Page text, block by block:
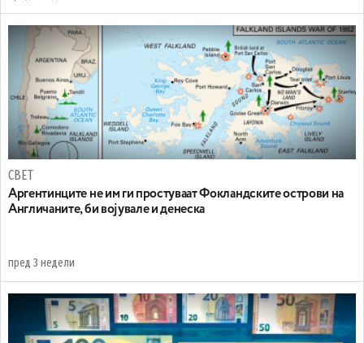
СВЕТ
Аргентинците не им ги простуваат Фокландските острови на
Англичаните, би војувале и денеска
пред 3 недели